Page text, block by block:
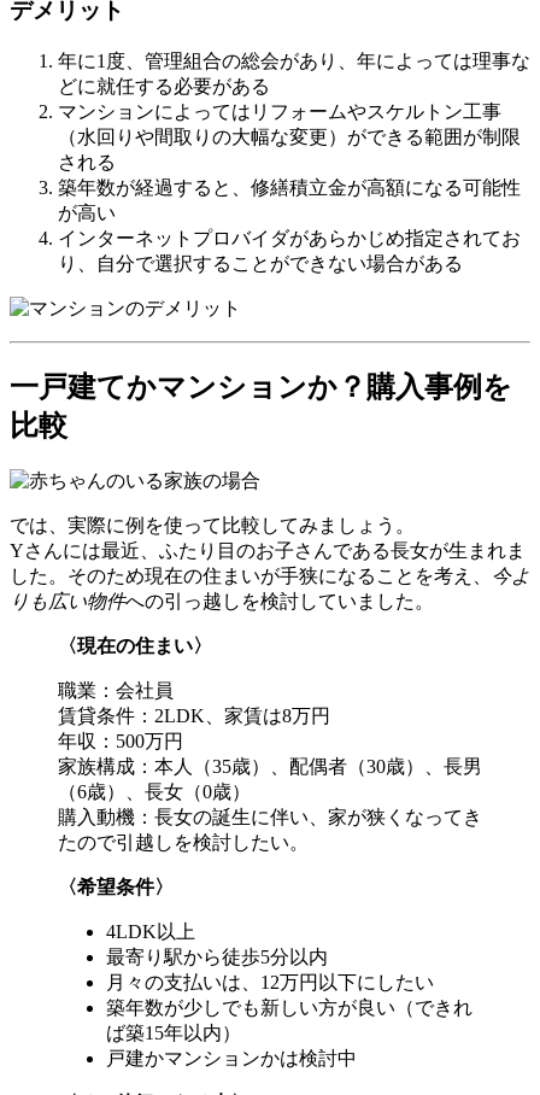
デメリット
年に1度、管理組合の総会があり、年によっては理事な
どに就任する必要がある
マンションによってはリフォームやスケルトン工事
（水回りや間取りの大幅な変更）ができる範囲が制限
される
築年数が経過すると、修繕積立金が高額になる可能性
が高い
インターネットプロバイダがあらかじめ指定されてお
り、自分で選択することができない場合がある
一戸建てかマンションか？購入事例を
比較
では、実際に例を使って比較してみましょう。
Yさんには最近、ふたり目のお子さんである長女が生まれま
した。そのため現在の住まいが手狭になることを考え、 今よ
りも広い物件への引っ越しを検討していました。
〈現在の住まい〉
職業：会社員
賃貸条件：2LDK、家賃は8万円
年収：500万円
家族構成：本人（35歳）、配偶者（30歳）、長男
（6歳）、長女（0歳）
購入動機：長女の誕生に伴い、家が狭くなってき
たので引越しを検討したい。
〈希望条件〉
4LDK以上
最寄り駅から徒歩5分以内
月々の支払いは、12万円以下にしたい
築年数が少しでも新しい方が良い（できれ
ば築15年以内）
戸建かマンションかは検討中